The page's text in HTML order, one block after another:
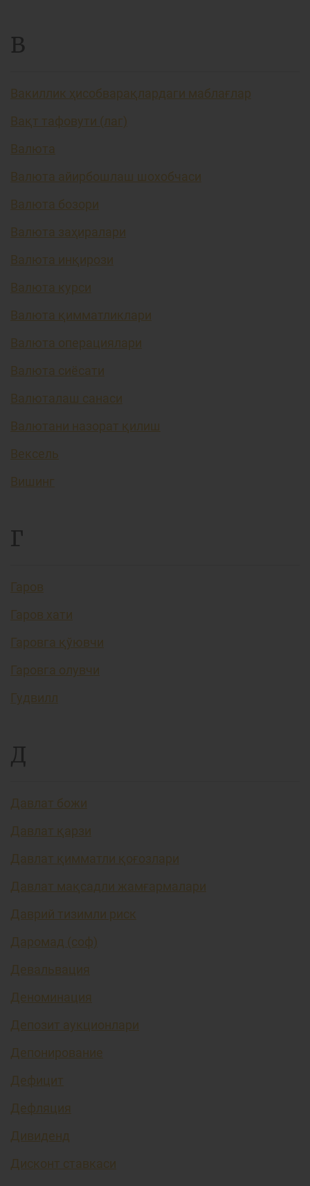
В
Вакиллик ҳисобварақлардаги маблағлар
Вақт тафовути (лаг)
Валюта
Валюта айирбошлаш шохобчаси
Валюта бозори
Валюта заҳиралари
Валюта инқирози
Валюта курси
Валюта қимматликлари
Валюта операциялари
Валюта сиёсати
Валюталаш санаси
Валютани назорат қилиш
Вексель
Вишинг
Г
Гаров
Гаров хати
Гаровга қўювчи
Гаровга олувчи
Гудвилл
Д
Давлат божи
Давлат қарзи
Давлат қимматли қоғозлари
Давлат мақсадли жамғармалари
Даврий тизимли риск
Даромад (соф)
Девальвация
Деноминация
Депозит аукционлари
Депонирование
Дефицит
Дефляция
Дивиденд
Дисконт ставкаси